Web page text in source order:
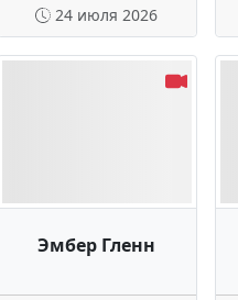
24 июля 2026
Эмбер Гленн